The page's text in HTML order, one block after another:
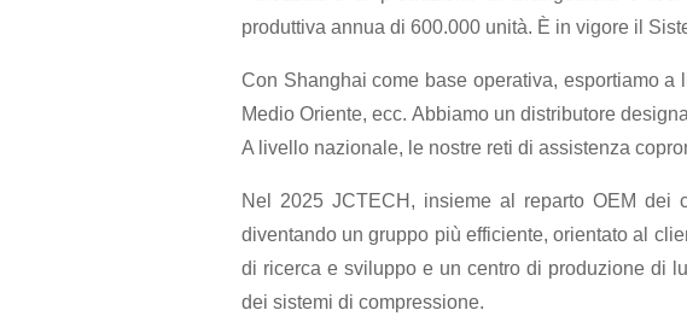
produttiva annua di 600.000 unità. È in vigore il
Con Shanghai come base operativa, esportiamo
Medio Oriente, ecc. Abbiamo un distributore
A livello nazionale, le nostre reti di assistenza
Nel 2025 JCTECH, insieme al reparto OEM
diventando un gruppo più efficiente, orientato al
di ricerca e sviluppo e un centro di produzione di
dei sistemi di compressione.